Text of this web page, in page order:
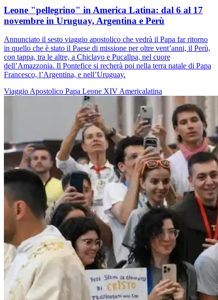
Leone "pellegrino" in America Latina: dal 6 al 17
novembre in Uruguay, Argentina e Perù
Annunciato il sesto viaggio apostolico che vedrà il Papa far ritorno
in quello che è stato il Paese di missione per oltre vent’anni, il Perù,
con tappa, tra le altre, a Chiclayo e Pucallpa, nel cuore
dell’Amazzonia. Il Pontefice si recherà poi nella terra natale di Papa
Francesco, l’Argentina, e nell’Uruguay.
Viaggio Apostolico Papa Leone XIV Americalatina